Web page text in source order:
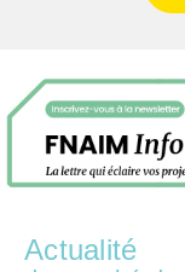
Actualité